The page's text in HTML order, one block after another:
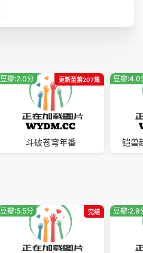
更新至第207集
豆瓣:2.0分
斗破苍穹年番
豆瓣:4.0
铠兽
完结
豆瓣:5.5分 豆瓣:2.9